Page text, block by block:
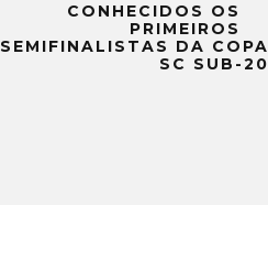
CONHECIDOS OS
PRIMEIROS
SEMIFINALISTAS DA COPA
SC SUB-20